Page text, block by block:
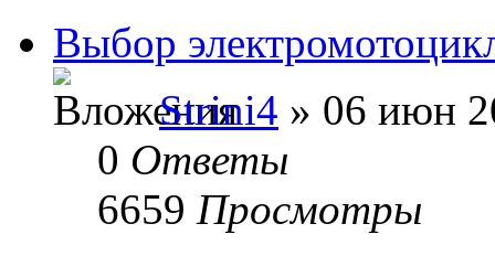
Выбор
Strini4 » 06 июн
0 Ответы
6659 Просмотры